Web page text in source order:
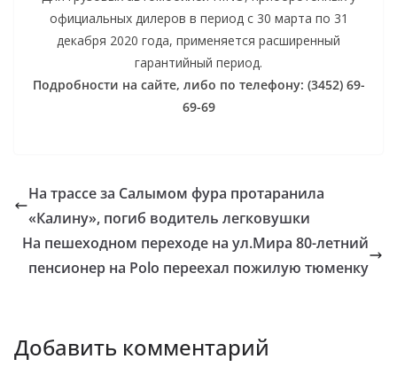
официальных дилеров в период с 30 марта по 31
декабря 2020 года, применяется расширенный
гарантийный период.
Подробности на сайте, либо по телефону: (3452) 69-
69-69
На трассе за Салымом фура протаранила
«Калину», погиб водитель легковушки
На пешеходном переходе на ул.Мира 80-летний
пенсионер на Polo переехал пожилую тюменку
Добавить комментарий